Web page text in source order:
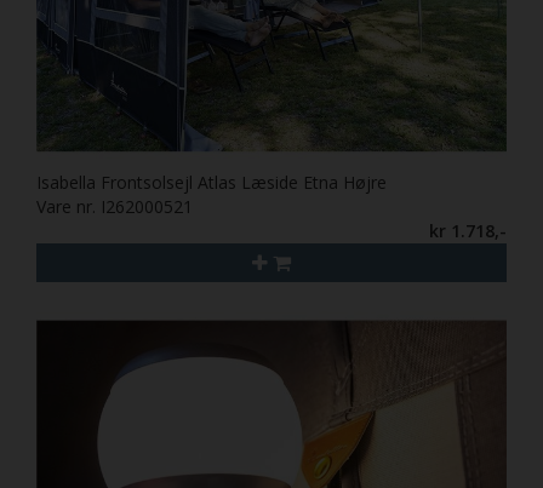
Isabella Frontsolsejl Atlas Læside Etna Højre
Vare nr. I262000521
kr 1.718,-